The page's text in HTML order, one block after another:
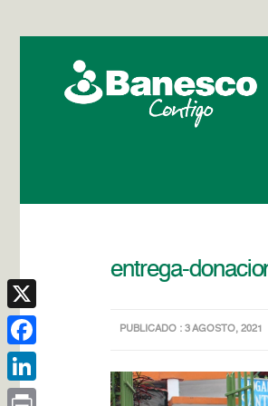
entrega-
PUBLICADO : 3 AGOSTO, 2021
X
Facebook
LinkedIn